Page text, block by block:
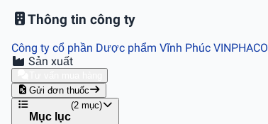
Thông tin công ty
Công ty cổ phần Dược phẩm Vĩnh Phúc VINPHACO
Sản xuất
Gửi đơn thuốc
Mục lục
(2 mục)